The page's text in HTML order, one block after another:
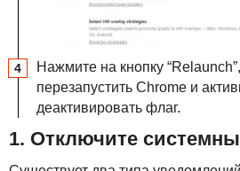
Нажмите на кнопку
перезапустить Chrome и
деактивировать флаг.
1. Отключите